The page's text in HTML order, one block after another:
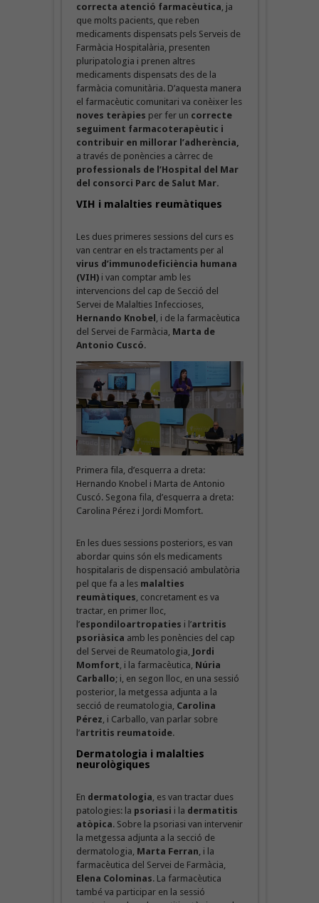
correcta atenció farmacèutica , ja
que molts pacients, que reben
medicaments dispensats pels Serveis de
Farmàcia Hospitalària, presenten
pluripatologia i prenen altres
medicaments dispensats des de la
farmàcia comunitària. D’aquesta manera
el farmacèutic comunitari va conèixer les
noves teràpies per fer un correcte
seguiment farmacoterapèutic i
contribuir en millorar l’adherència,
a través de ponències a càrrec de
professionals de l’Hospital del Mar
del consorci Parc de Salut Mar.
VIH i malalties reumàtiques
Les dues primeres sessions del curs es
van centrar en els tractaments per al
virus d’immunodeficiència humana
(VIH)i van comptar amb les
intervencions del cap de Secció del
Servei de Malalties Infeccioses,
Hernando Knobel , i de la farmacèutica
del Servei de Farmàcia, Marta de
Antonio Cuscó.
Primera fila, d’esquerra a dreta:
Hernando Knobel i Marta de Antonio
Cuscó. Segona fila, d’esquerra a dreta:
Carolina Pérez i Jordi Momfort.
En les dues sessions posteriors, es van
abordar quins són els medicaments
hospitalaris de dispensació ambulatòria
pel que fa a les malalties
reumàtiques, concretament es va
tractar, en primer lloc,
l’espondiloartropaties i l’artritis
psoriàsica amb les ponències del cap
del Servei de Reumatologia, Jordi
Momfort, i la farmacèutica, Núria
Carballo; i, en segon lloc, en una sessió
posterior, la metgessa adjunta a la
secció de reumatologia, Carolina
Pérez, i Carballo, van parlar sobre
l’artritis reumatoide.
Dermatologia i malalties
neurològiques
En dermatologia, es van tractar dues
patologies: la psoriasi i la dermatitis
atòpica. Sobre la psoriasi van intervenir
la metgessa adjunta a la secció de
dermatologia, Marta Ferran, i la
farmacèutica del Servei de Farmàcia,
Elena Colominas. La farmacèutica
també va participar en la sessió